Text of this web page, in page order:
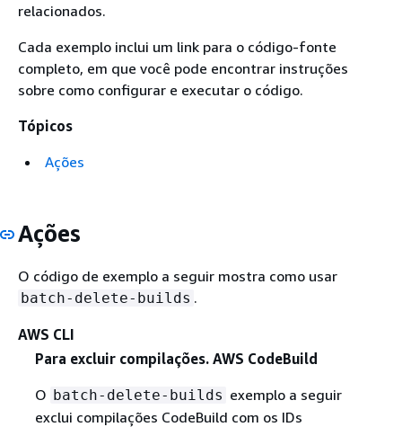
relacionados.
Cada exemplo inclui um link para o código-fonte
completo, em que você pode encontrar instruções
sobre como configurar e executar o código.
Tópicos
Ações
Ações
O código de exemplo a seguir mostra como usar
batch-delete-builds .
AWS CLI
Para excluir compilações. AWS CodeBuild
O batch-delete-builds exemplo a seguir
exclui compilações CodeBuild com os IDs